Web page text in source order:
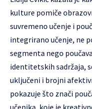
kulture pomiče
suvremeno učenje i
integrirano učenje, ne
segmenta nego
identitetskih sadržaja,
uključeni i brojni
pokazuje što znači
učenika, koje je